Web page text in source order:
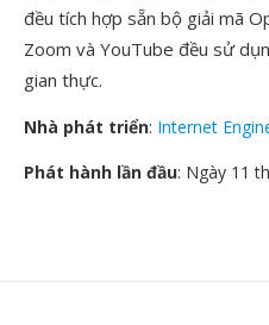
đều tích hợp sẵn bộ giải mã
Zoom và YouTube đều sử
gian thực.
Nhà phát triển: Internet
Phát hành lần đầu: Ngày 11